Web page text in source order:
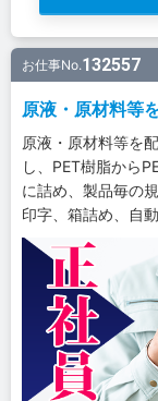
お仕事No.132557
原液・原材料等
原液・原材料等を
し、PET樹脂から
に詰め、製品毎の
印字、箱詰め、自